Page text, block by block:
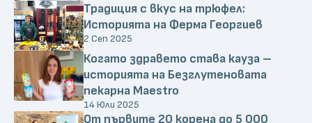
Традиция с вкус на трюфел:
Историята на Ферма Георгиев
2 Сеп 2025
Когато здравето става кауза –
историята на Безглутеновата
пекарна Maestro
14 Юли 2025
От първите 20 корена до 5 000